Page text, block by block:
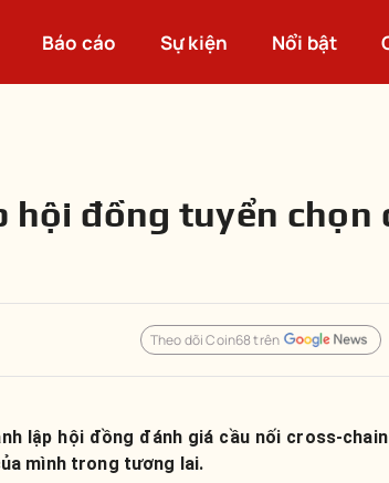
Báo cáo Sự kiện Nổi bật
hội đồng tuyển chọn
Theo dõi Coin68 trên
lập hội đồng đánh giá cầu nối cross-
mình trong tương lai.